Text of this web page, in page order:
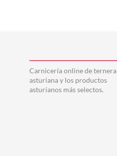
Carnicería online de ternera
asturiana y los productos
asturianos más selectos.